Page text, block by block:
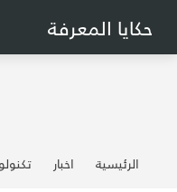
حكايا المعرفة
الرئيسية اخبار